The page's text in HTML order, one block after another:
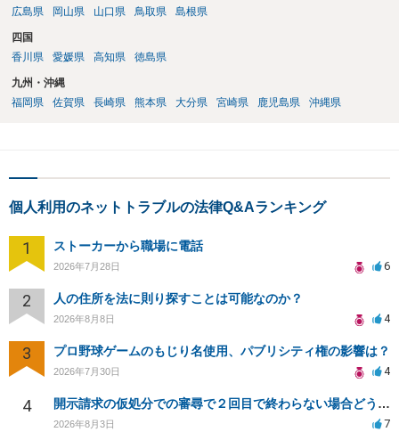
広島県
岡山県 山口県 鳥取県 島根県
四国
香川県
愛媛県 高知県 徳島県
九州・沖縄
福岡県
佐賀県 長崎県 熊本県 大分県 宮崎県 鹿児島県 沖縄県
個人利用のネットトラブルの法律Q&Aランキング
1 ストーカーから職場に電話
2026年7月28日 6
2 人の住所を法に則り探すことは可能なのか？
2026年8月8日 4
3 プロ野球ゲームのもじり名使用、パブリシティ権の影響は？
2026年7月30日 4
4 開示請求の仮処分での審尋で２回目で終わらない場合どうしたらいいですか
2026年8月3日 7